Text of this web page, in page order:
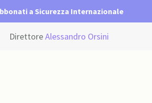
a Sicurezza Internazionale
DirettoreAlessandro Orsini